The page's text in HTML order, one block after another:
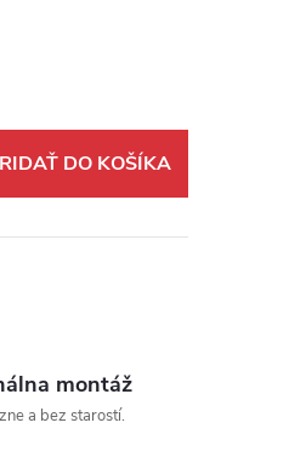
DO KOŠÍKA
montáž
a bez starostí.